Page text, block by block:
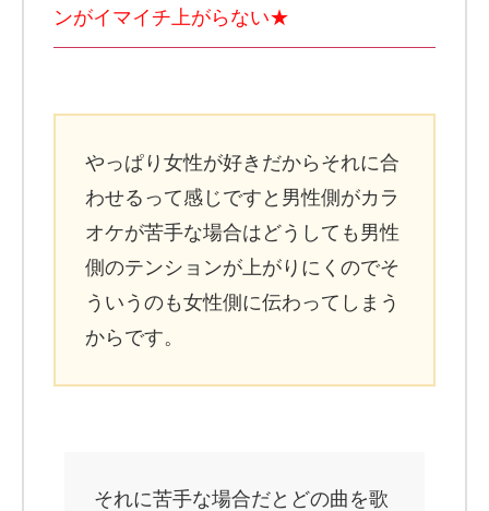
ンがイマイチ上がらない★
やっぱり女性が好きだからそれに合
わせるって感じですと男性側がカラ
オケが苦手な場合はどうしても男性
側のテンションが上がりにくのでそ
ういうのも女性側に伝わってしまう
からです。
それに苦手な場合だとどの曲を歌